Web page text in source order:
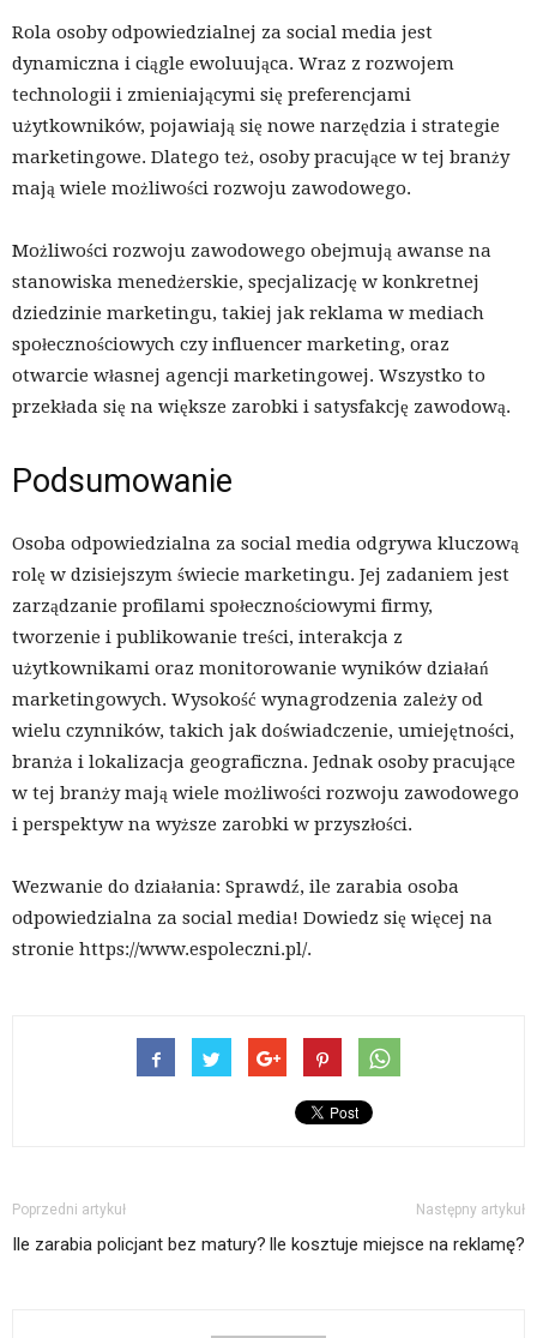
Rola osoby odpowiedzialnej za social media jest
dynamiczna i ciągle ewoluująca. Wraz z rozwojem
technologii i zmieniającymi się preferencjami
użytkowników, pojawiają się nowe narzędzia i strategie
marketingowe. Dlatego też, osoby pracujące w tej branży
mają wiele możliwości rozwoju zawodowego.
Możliwości rozwoju zawodowego obejmują awanse na
stanowiska menedżerskie, specjalizację w konkretnej
dziedzinie marketingu, takiej jak reklama w mediach
społecznościowych czy influencer marketing, oraz
otwarcie własnej agencji marketingowej. Wszystko to
przekłada się na większe zarobki i satysfakcję zawodową.
Podsumowanie
Osoba odpowiedzialna za social media odgrywa kluczową
rolę w dzisiejszym świecie marketingu. Jej zadaniem jest
zarządzanie profilami społecznościowymi firmy,
tworzenie i publikowanie treści, interakcja z
użytkownikami oraz monitorowanie wyników działań
marketingowych. Wysokość wynagrodzenia zależy od
wielu czynników, takich jak doświadczenie, umiejętności,
branża i lokalizacja geograficzna. Jednak osoby pracujące
w tej branży mają wiele możliwości rozwoju zawodowego
i perspektyw na wyższe zarobki w przyszłości.
Wezwanie do działania: Sprawdź, ile zarabia osoba
odpowiedzialna za social media! Dowiedz się więcej na
stronie https://www.espoleczni.pl/.
Poprzedni artykuł
Ile zarabia policjant bez matury?
Następny artykuł
Ile kosztuje miejsce na reklamę?